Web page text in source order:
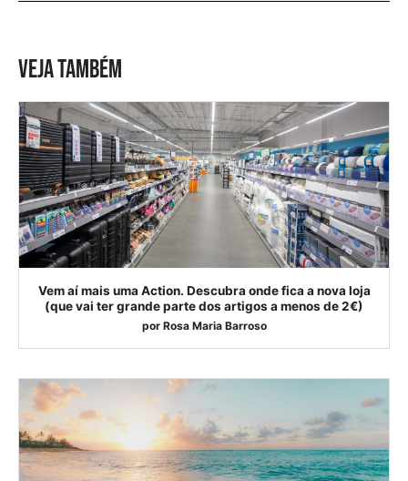
VEJA TAMBÉM
Vem aí mais uma Action. Descubra onde fica a nova loja
(que vai ter grande parte dos artigos a menos de 2€)
por Rosa Maria Barroso